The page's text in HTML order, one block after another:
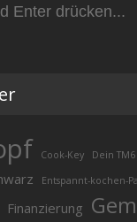
Cook-Key Dein
Entspannt-kochen-
Finanzierung